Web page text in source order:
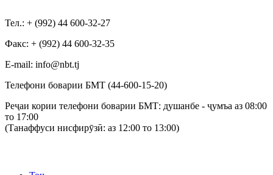
Тел.: + (992) 44 600-32-27
Факс: + (992) 44 600-32-35
Е-mail: info@nbt.tj
Телефони боварии БМТ (44-600-15-20)
Реҷаи кории телефони боварии БМТ: душанбе - ҷумъа аз 08:00
то 17:00
(Танаффуси нисфирӯзӣ: аз 12:00 то 13:00)